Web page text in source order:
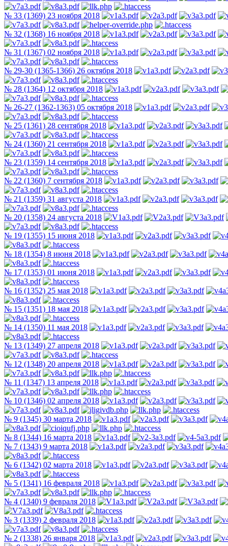
№ 33 (1369) 23 ноября 2018
№ 32 (1368) 16 ноября 2018
№ 31 (1367) 02 ноября 2018
№ 29-30 (1365-1366) 26 октября 2018
№ 28 (1364) 12 октября 2018
№ 26-27 (1362-1363) 05 октября 2018
№ 25 (1361) 28 сентября 2018
№ 24 (1360) 21 сентября 2018
№ 23 (1359) 14 сентября 2018
№ 22 (1360) 7 сентября 2018
№ 21 (1359) 31 августа 2018
№ 20 (1358) 24 августа 2018
№ 19 (1355) 15 июня 2018
№ 18 (1354) 8 июня 2018
№ 17 (1353) 01 июня 2018
№ 16 (1352) 25 мая 2018
№ 15 (1351) 18 мая 2018
№ 14 (1350) 11 мая 2018
№ 13 (1349) 27 апреля 2018
№ 12 (1348) 20 апреля 2018
№ 11 (1347) 13 апреля 2018
№ 10 (1346) 02 апреля 2018
№ 9 (1345) 30 марта 2018
№ 8 (1344) 16 марта 2018
№ 7 (1343) 9 марта 2018
№ 6 (1342) 02 марта 2018
№ 5 (1341) 16 февраля 2018
№ 4 (1340) 9 февраля 2018
№ 3 (1339) 2 февраля 2018
№ 2 (1338) 26 января 2018